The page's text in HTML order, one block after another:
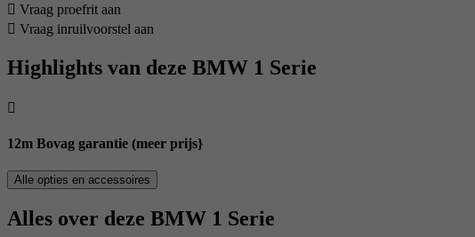
Vraag proefrit aan
Vraag inruilvoorstel aan
Highlights van deze BMW 1 Serie
12m Bovag garantie (meer prijs}
Alle opties en accessoires
Alles over deze BMW 1 Serie